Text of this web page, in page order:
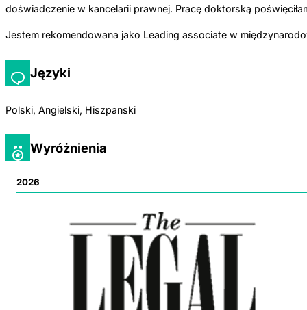
doświadczenie w kancelarii prawnej. Pracę doktorską
Jestem rekomendowana jako Leading associate w
Języki
Polski, Angielski, Hiszpanski
Wyróżnienia
2026